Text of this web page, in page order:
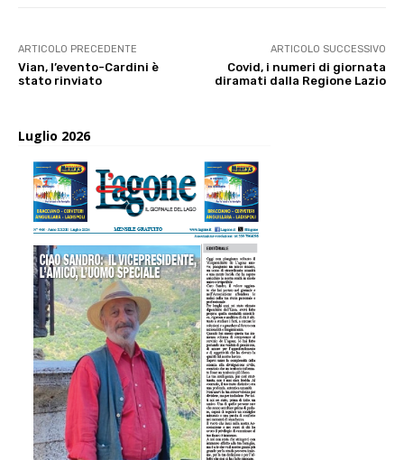
ARTICOLO PRECEDENTE
Vian, l’evento-Cardini è
stato rinviato
ARTICOLO SUCCESSIVO
Covid, i numeri di giornata
diramati dalla Regione Lazio
Luglio 2026